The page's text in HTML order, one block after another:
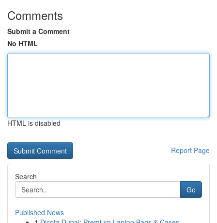
Comments
Submit a Comment
No HTML
HTML is disabled
Report Page
Search
Go
Published News